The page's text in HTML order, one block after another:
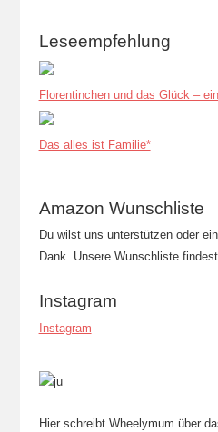
Leseempfehlung
Florentinchen und das Glück –
Das alles ist Familie*
Amazon Wunschliste
Du wilst uns unterstützen oder
Dank. Unsere Wunschliste
Instagram
Instagram
Hier schreibt Wheelymum über